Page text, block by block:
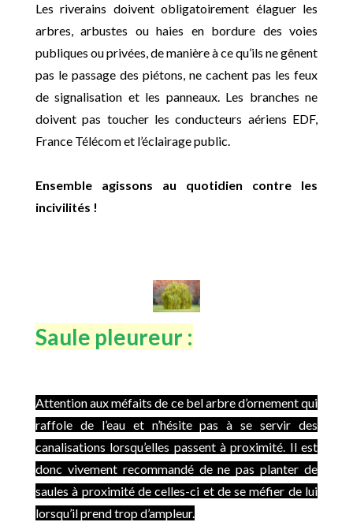
Les riverains doivent obligatoirement élaguer les
arbres, arbustes ou haies en bordure des voies
publiques ou privées, de manière à ce qu’ils ne gênent
pas le passage des piétons, ne cachent pas les feux
de signalisation et les panneaux. Les branches ne
doivent pas toucher les conducteurs aériens EDF,
France Télécom et l’éclairage public.
Ensemble agissons au quotidien contre les
incivilités !
Saule pleureur :
Attention aux méfaits de ce bel arbre d’ornement qui
raffole de l’eau et n’hésite pas à se servir des
canalisations lorsqu’elles passent à proximité. Il est
donc vivement recommandé de ne pas planter de
saules à proximité de celles-ci et de se méfier de lui
lorsqu’il prend trop d’ampleur.